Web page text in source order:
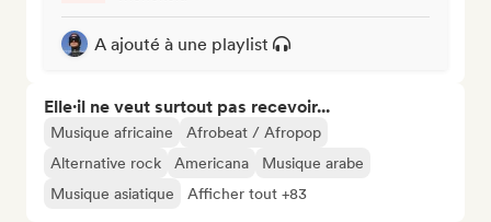
A ajouté à une playlist
Elle·il ne veut surtout pas recevoir...
Musique africaine
Afrobeat / Afropop
Alternative rock
Americana
Musique arabe
Musique asiatique
Afficher tout +83